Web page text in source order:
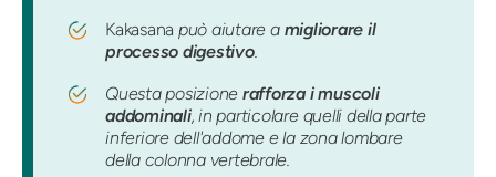
Kakasana può aiutare a migliorare il
processo digestivo.
Questa posizione rafforza i muscoli
addominali, in particolare quelli della parte
inferiore dell'addome e la zona lombare
della colonna vertebrale.